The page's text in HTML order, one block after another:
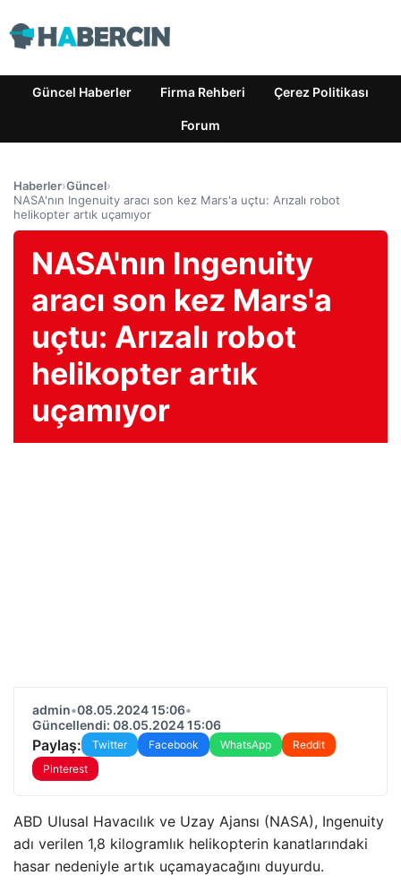
Güncel Haberler Firma Rehberi Çerez Politikası
Forum
Haberler›Güncel›
NASA'nın Ingenuity aracı son kez Mars'a uçtu: Arızalı robot
helikopter artık uçamıyor
NASA'nın Ingenuity
aracı son kez Mars'a
uçtu: Arızalı robot
helikopter artık
uçamıyor
admin•08.05.2024 15:06•
Güncellendi: 08.05.2024 15:06
Paylaş: Twitter Facebook WhatsApp
Reddit
Pinterest
ABD Ulusal Havacılık ve Uzay Ajansı (NASA), Ingenuity
adı verilen 1,8 kilogramlık helikopterin kanatlarındaki
hasar nedeniyle artık uçamayacağını duyurdu.